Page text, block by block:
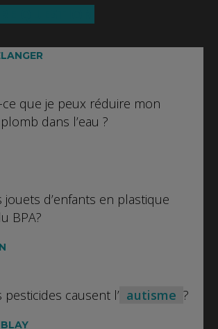
que je peux réduire mon
dans l’eau ?
jouets d’enfants en plastique
BPA?
causent l’ autisme ?